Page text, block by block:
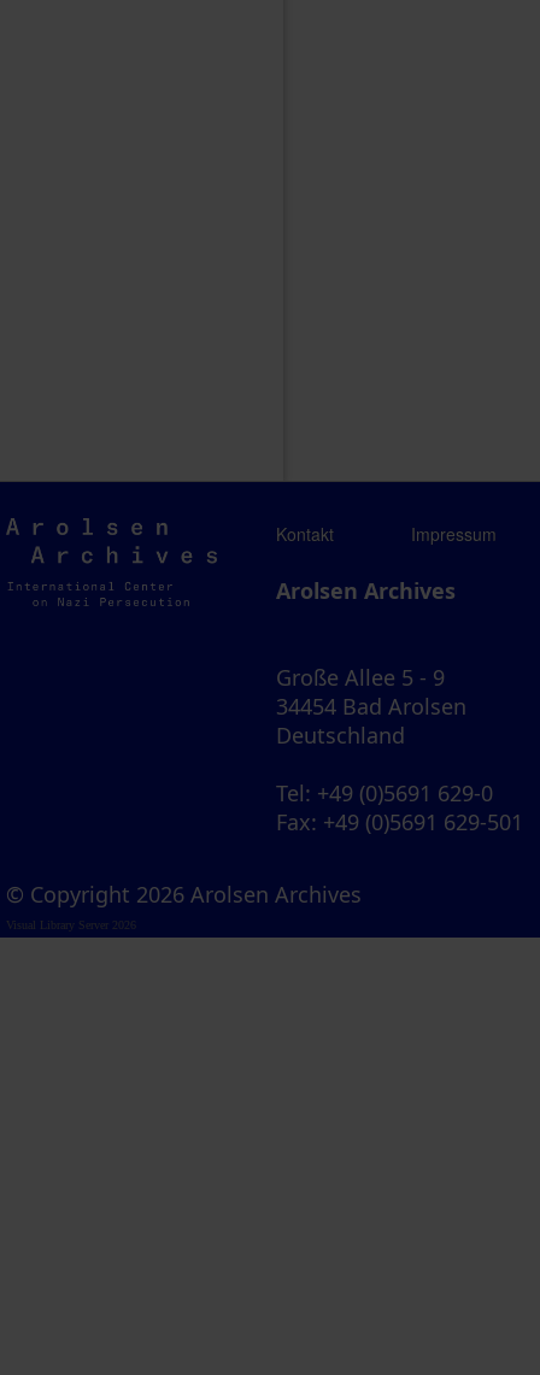
Arolsen
Archives
Kontakt Impressum
Arolsen Archives
Große Allee 5 - 9
34454 Bad Arolsen
Deutschland
Tel: +49 (0)5691 629-0
Fax: +49 (0)5691 629-501
© Copyright 2026 Arolsen Archives
Visual Library Server 2026